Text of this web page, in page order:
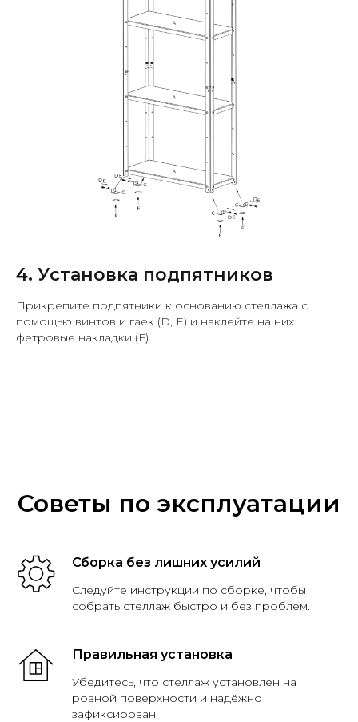
4. Установка подпятников
Прикрепите подпятники к основанию стеллажа с
помощью винтов и гаек (D, E) и наклейте на них
фетровые накладки (F).
Советы по эксплуатации
Сборка без лишних усилий
Следуйте инструкции по сборке, чтобы
собрать стеллаж быстро и без проблем.
Правильная установка
Убедитесь, что стеллаж установлен на
ровной поверхности и надёжно
зафиксирован.